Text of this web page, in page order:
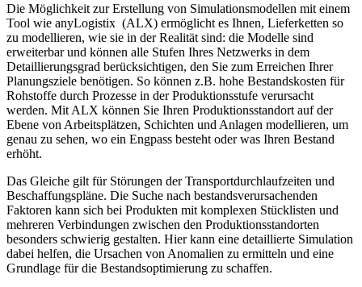
Die Möglichkeit zur Erstellung von Simulationsmodellen mit einem
Tool wie anyLogistix (ALX) ermöglicht es Ihnen, Lieferketten so
zu modellieren, wie sie in der Realität sind: die Modelle sind
erweiterbar und können alle Stufen Ihres Netzwerks in dem
Detaillierungsgrad berücksichtigen, den Sie zum Erreichen Ihrer
Planungsziele benötigen. So können z.B. hohe Bestandskosten für
Rohstoffe durch Prozesse in der Produktionsstufe verursacht
werden. Mit ALX können Sie Ihren Produktionsstandort auf der
Ebene von Arbeitsplätzen, Schichten und Anlagen modellieren, um
genau zu sehen, wo ein Engpass besteht oder was Ihren Bestand
erhöht.
Das Gleiche gilt für Störungen der Transportdurchlaufzeiten und
Beschaffungspläne. Die Suche nach bestandsverursachenden
Faktoren kann sich bei Produkten mit komplexen Stücklisten und
mehreren Verbindungen zwischen den Produktionsstandorten
besonders schwierig gestalten. Hier kann eine detaillierte Simulation
dabei helfen, die Ursachen von Anomalien zu ermitteln und eine
Grundlage für die Bestandsoptimierung zu schaffen.